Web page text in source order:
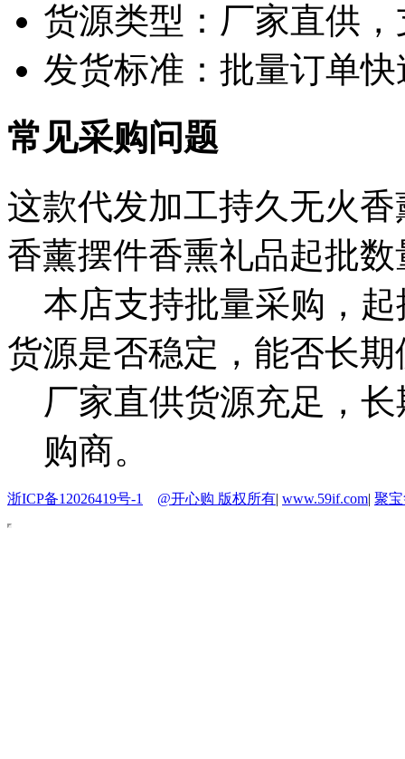
货源类型：厂家直供
发货标准：批量订单
常见采购问题
这款代发加工持久无火
香薰摆件香熏礼品起批
本店支持批量采购，
货源是否稳定，能否长期
厂家直供货源充足，
购商。
浙ICP备12026419号-1 @开心购 版权所有| www.59if.com| 聚